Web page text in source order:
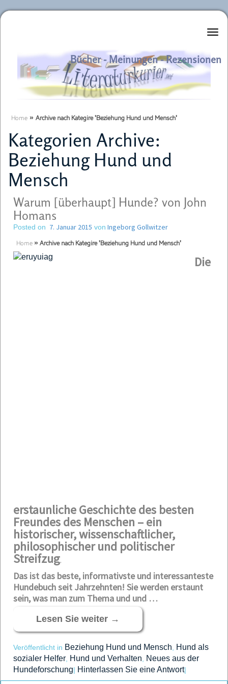
Literaturkurier.net
Bücher - Meinungen - Rezensionen
Home » Archive nach Kategire 'Beziehung Hund und Mensch'
Kategorien Archive:
Beziehung Hund und
Mensch
Warum [überhaupt] Hunde? von John
Homans
Posted on 7. Januar 2015 von Ingeborg Gollwitzer
Home » Archive nach Kategire 'Beziehung Hund und Mensch'
Die
erstaunliche Geschichte des besten
Freundes des Menschen – ein
historischer, wissenschaftlicher,
philosophischer und politischer
Streifzug.
Das ist das beste, informativste und interessanteste
Hundebuch seit Jahrzehnten! Sie werden erstaunt
sein, was man zum Thema und und …
Lesen Sie weiter →
Veröffentlicht in Beziehung Hund und Mensch
Hund als
sozialer Helfer Hund und Verhalten
Neues aus der
Hundeforschung| Hinterlassen Sie eine Antwort|